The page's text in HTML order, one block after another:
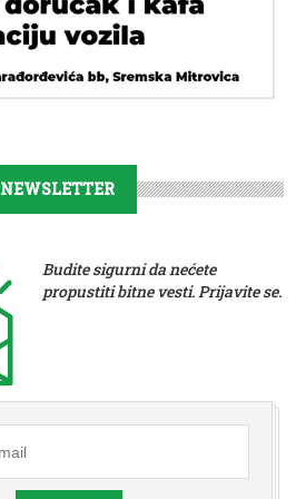
NEWSLETTER
Budite sigurni da nećete
propustiti bitne vesti. Prijavite se.